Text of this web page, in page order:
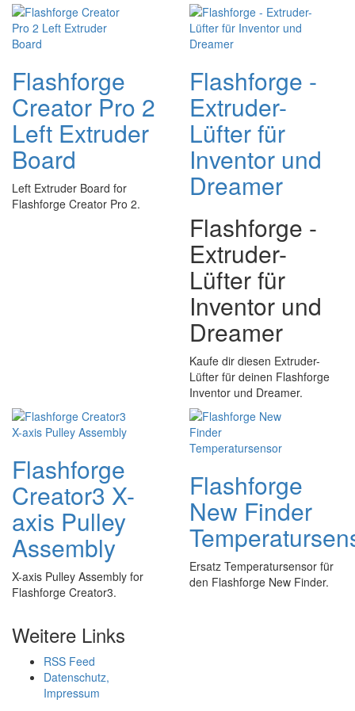
Flashforge
Creator Pro 2
Left Extruder
Board
Left Extruder Board for
Flashforge Creator Pro 2.
Flashforge -
Extruder-
Lüfter für
Inventor und
Dreamer
Flashforge -
Extruder-
Lüfter für
Inventor und
Dreamer
Kaufe dir diesen Extruder-
Lüfter für deinen Flashforge
Inventor und Dreamer.
Flashforge
Creator3 X-
axis Pulley
Assembly
X-axis Pulley Assembly for
Flashforge Creator3.
Flashforge
New Finder
Ersatz Temperatursensor für
den Flashforge New Finder.
Weitere Links
RSS Feed
Datenschutz,
Impressum